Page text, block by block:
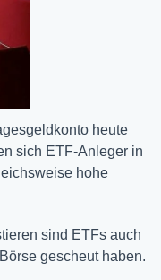
heute
sich ETF-Anleger in
hohe
sind ETFs auch
gescheut haben.